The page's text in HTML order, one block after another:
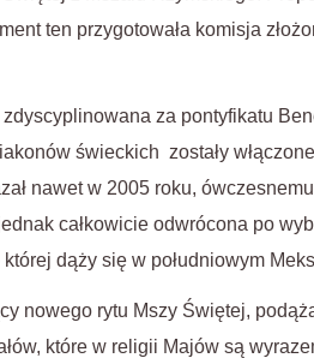
ten przygotowała komisja
za pontyfikatu
świeckich zostały
nawet w 2005 roku,
całkowicie odwrócona po
dąży się w południowym
nowego rytu Mszy Świętej,
które w religii Majów są